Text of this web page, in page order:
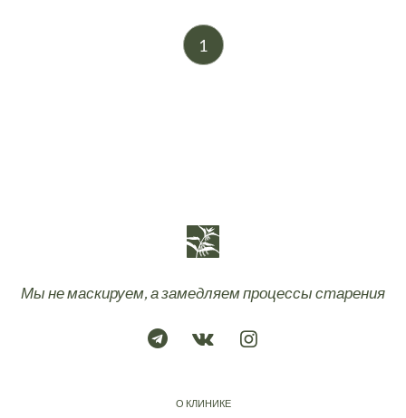
1
Мы не маскируем, а замедляем процессы старения
О КЛИНИКЕ